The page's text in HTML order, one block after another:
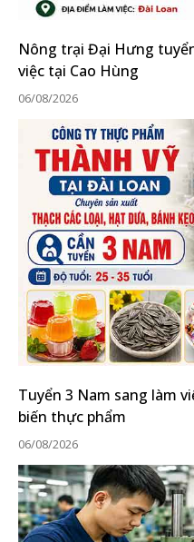
Nông trại Đại Hưng
việc tại Cao Hùng
06/08/2026
Tuyển 3 Nam sang làm
biến thực phẩm
06/08/2026